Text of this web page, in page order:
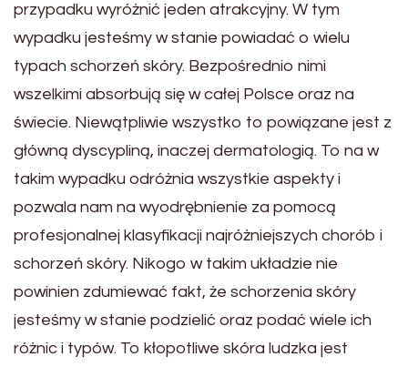
przypadku wyróżnić jeden atrakcyjny. W tym
wypadku jesteśmy w stanie powiadać o wielu
typach schorzeń skóry. Bezpośrednio nimi
wszelkimi absorbują się w całej Polsce oraz na
świecie. Niewątpliwie wszystko to powiązane jest z
główną dyscypliną, inaczej dermatologią. To na w
takim wypadku odróżnia wszystkie aspekty i
pozwala nam na wyodrębnienie za pomocą
profesjonalnej klasyfikacji najróżniejszych chorób i
schorzeń skóry. Nikogo w takim układzie nie
powinien zdumiewać fakt, że schorzenia skóry
jesteśmy w stanie podzielić oraz podać wiele ich
różnic i typów. To kłopotliwe skóra ludzka jest